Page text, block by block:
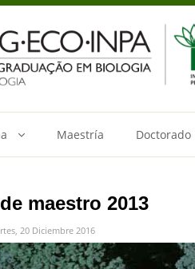
Maestría Doctorado
maestro 2013
20 Diciembre 2016